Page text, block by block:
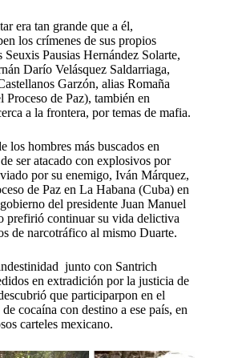
era tan grande que a él,
los crímenes de sus propios
Pausias Hernández Solarte,
Darío Velásquez Saldarriaga,
Garzón, alias Romaña
Proceso de Paz), también en
a la frontera, por temas de mafia.
los hombres más buscados en
ser atacado con explosivos por
por su enemigo, Iván Márquez,
de Paz en La Habana (Cuba) en
del presidente Juan Manuel
prefirió continuar su vida delictiva
de narcotráfico al mismo Duarte.
junto con Santrich
en extradición por la justicia de
que participarpon en el
cocaína con destino a ese país, en
carteles mexicano.